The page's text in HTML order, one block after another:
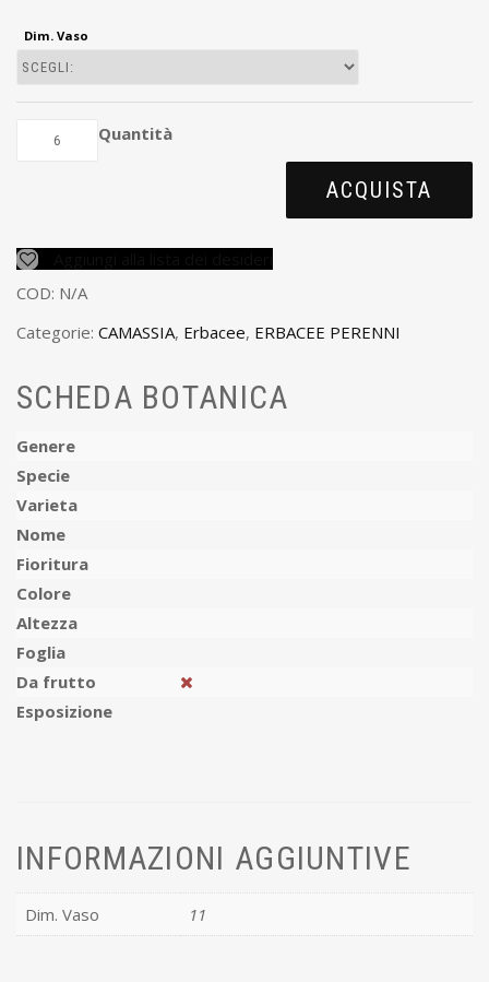
Dim. Vaso
Quantità
ACQUISTA
COD: N/A
Categorie: CAMASSIA, Erbacee, ERBACEE PERENNI
SCHEDA BOTANICA
Genere
Specie
Varieta
Nome
Fioritura
Colore
Altezza
Foglia
Da frutto
Esposizione
INFORMAZIONI AGGIUNTIVE
Dim. Vaso 11